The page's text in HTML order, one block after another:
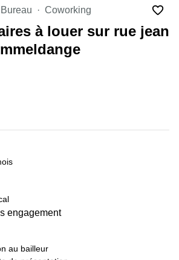
Bureau Coworking
à louer sur rue jean
engagement
au bailleur